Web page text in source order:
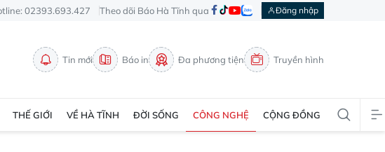
02393.693.427 Theo dõi Báo Hà Tĩnh qua Đăng nhập
Tin mới Báo in Đa phương tiện Truyền hình
THẾ GIỚI VỀ HÀ TĨNH ĐỜI SỐNG CÔNG NGHỆ CỘNG ĐỒNG